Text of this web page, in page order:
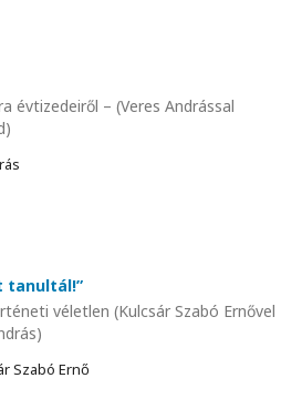
évtizedeiről – (Veres Andrással
tanultál!”
véletlen (Kulcsár Szabó Ernővel
Szabó Ernő